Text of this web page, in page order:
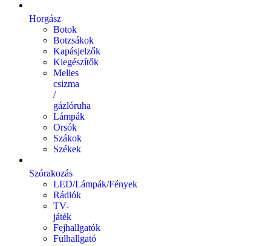
Horgász
Botok
Botzsákok
Kapásjelzők
Kiegészítők
Melles
csizma
/
gázlóruha
Lámpák
Orsók
Szákok
Székek
Szórakozás
LED/Lámpák/Fények
Rádiók
TV-
játék
Fejhallgatók
Fülhallgató